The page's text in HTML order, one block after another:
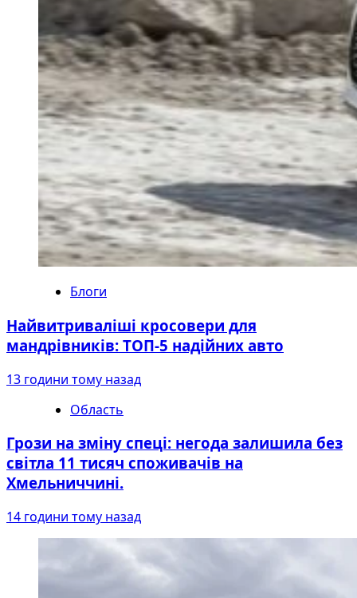
Блоги
Найвитриваліші кросовери для
мандрівників: ТОП-5 надійних авто
13 години тому назад
Область
Грози на зміну спеці: негода залишила без
світла 11 тисяч споживачів на
Хмельниччині.
14 години тому назад